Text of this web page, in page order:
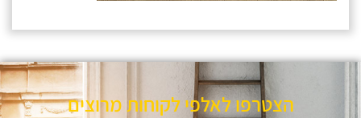
הצטרפו לאלפי לקוחות מרוצים